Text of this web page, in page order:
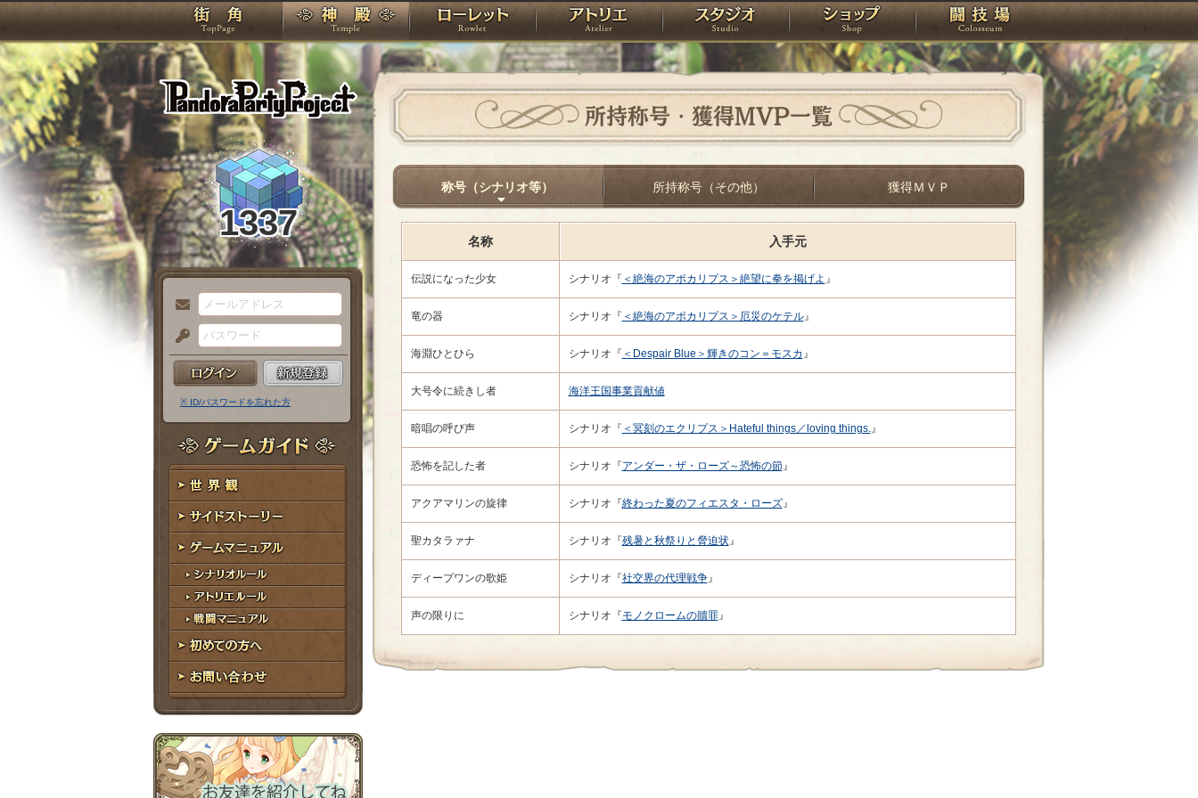
PandoraPartyProject
TOP 神殿 ローレット アトリエ スタジオ ショップ 闘技場
1337
メ
ー
ル
ア
ド
レ
ス
パ
ス
ー
ド
※ ID/パスワードを忘れた方
ゲームガイド
世界観
サイドストーリー
ゲームマニュアル
シナリオルール
アトリエルール
戦闘マニュアル
初めての方へ
お問い合わせ
所持称号・獲得MVP一覧
称号（シナリオ等） 所持称号（その他） 獲得ＭＶＰ
名称 入手元
伝説になった少女 シナリオ『 ＜絶海のアポカリプス＞絶望に拳を掲げよ 』
竜の器 シナリオ『 ＜絶海のアポカリプス＞厄災のケテル』
海淵ひとひら シナリオ『 ＜Despair Blue＞輝きのコン＝モスカ 』
大号令に続きし者 海洋王国事業貢献値
暗唱の呼び声 シナリオ『 ＜冥刻のエクリプス＞Hateful things／loving things.』
恐怖を記した者 シナリオ『アンダー・ザ・ローズ～恐怖の節』
アクアマリンの旋律 シナリオ『終わった夏のフィエスタ・ローズ』
聖カタラァナ シナリオ『残暑と秋祭りと脅迫状』
ディープワンの歌姫 シナリオ『社交界の代理戦争』
声の限りに シナリオ『モノクロームの贖罪』